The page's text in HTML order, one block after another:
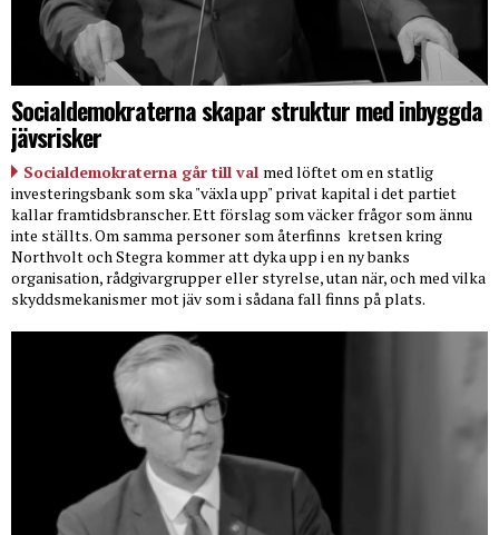
Socialdemokraterna skapar struktur med inbyggda
jävsrisker
Socialdemokraterna går till val med löftet om en statlig
investeringsbank som ska "växla upp" privat kapital i det partiet
kallar framtidsbranscher. Ett förslag som väcker frågor som ännu
inte ställts. Om samma personer som återfinns kretsen kring
Northvolt och Stegra kommer att dyka upp i en ny banks
organisation, rådgivargrupper eller styrelse, utan när, och med vilka
skyddsmekanismer mot jäv som i sådana fall finns på plats.